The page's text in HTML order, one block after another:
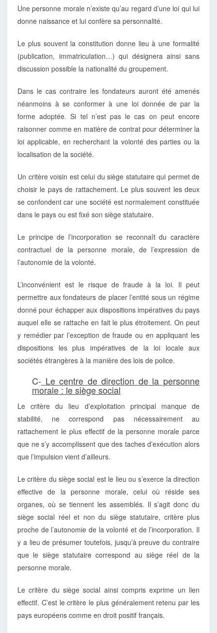
Une personne morale n’existe qu’au regard d’une loi qui lui
donne naissance et lui confère sa personnalité.
Le plus souvent la constitution donne lieu à une formalité
(publication, immatriculation…) qui désignera ainsi sans
discussion possible la nationalité du groupement.
Dans le cas contraire les fondateurs auront été amenés
néanmoins à se conformer à une loi donnée de par la
forme adoptée. Si tel n’est pas le cas on peut encore
raisonner comme en matière de contrat pour déterminer la
loi applicable, en recherchant la volonté des parties ou la
localisation de la société.
Un critère voisin est celui du siège statutaire qui permet de
choisir le pays de rattachement. Le plus souvent les deux
se confondent car une société est normalement constituée
dans le pays ou est fixé son siège statutaire.
Le principe de l’incorporation se reconnaît du caractère
contractuel de la personne morale, de l’expression de
l’autonomie de la volonté.
L’inconvénient est le risque de fraude à la loi. Il peut
permettre aux fondateurs de placer l’entité sous un régime
donné pour échapper aux dispositions impératives du pays
auquel elle se rattache en fait le plus étroitement. On peut
y remédier par l’exception de fraude ou en appliquant les
dispositions les plus impératives de la loi locale aux
sociétés étrangères à la manière des lois de police.
C- Le centre de direction de la personne
morale : le siège social
Le critère du lieu d’exploitation principal manque de
stabilité, ne correspond pas nécessairement au
rattachement le plus effectif de la personne morale parce
que ne s’y accomplissent que des taches d’exécution alors
que l’impulsion vient d’ailleurs.
Le critère du siège social est le lieu ou s’exerce la direction
effective de la personne morale, celui où réside ses
organes, où se tiennent les assemblés. Il s’agit donc du
siège social réel et non du siège statutaire, critère plus
proche de l’autonomie de la volonté et de l’incorporation. Il
y a lieu de présumer toutefois, jusqu’à preuve du contraire
que le siège statutaire correspond au siège réel de la
personne morale.
Le critère du siège social ainsi compris exprime un lien
effectif. C’est le critère le plus généralement retenu par les
pays européens comme en droit positif français.